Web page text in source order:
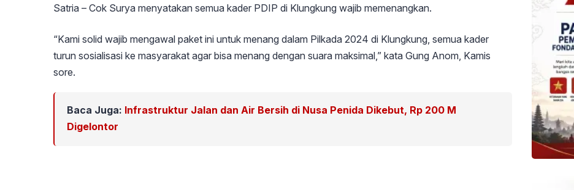
Satria – Cok Surya menyatakan semua kader PDIP di Klungkung wajib memenangkan.
“Kami solid wajib mengawal paket ini untuk menang dalam Pilkada 2024 di Klungkung, semua kader
turun sosialisasi ke masyarakat agar bisa menang dengan suara maksimal,” kata Gung Anom, Kamis
sore.
Baca Juga: Infrastruktur Jalan dan Air Bersih di Nusa Penida Dikebut, Rp 200 M
Digelontor